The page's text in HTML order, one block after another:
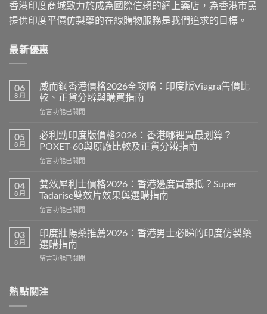
香港印度商城致力於成為國際信賴的網上藥店，為香港市民
提供印度平價仿製藥的在線購物服務是我們追求的目標。
最新優惠
06
8 月
威而鋼香港價格2026全攻略：印度版Viagra售價比
較、正貨分辨與購買指南
在
而
鋼
香
港
格
2026
攻
印
度
Viagra
比
留言功能已關閉
05
8 月
必利勁印度版價格2026：香港哪裡買最划算？
POXET-60與原廠比較及正貨分辨指南
在
利
勁
印
度
價
格
2026：
香
裡
留言功能已關閉
04
8 月
雙效犀利士價格2026：香港邊度買最抵？Super
Tadarise雙效片效果與選購指南
在
效
犀
利
士
2026：
留言功能已關閉
03
8 月
印度壯陽藥推薦2026：香港男士必睇的印度仿製藥
選購指南
在
壯
陽
留言功能已關閉
熱點關注